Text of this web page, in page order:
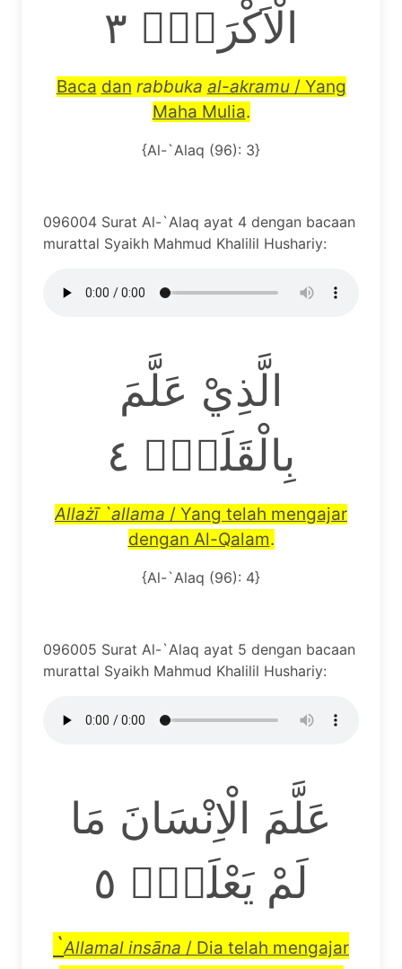
الْاَكْرَمُۙ ٣
Baca dan rabbuka al-akramu/ Yang
Maha Mulia.
{Al-`Alaq (96): 3}
096004 Surat Al-`Alaq ayat 4 dengan bacaan
murattal Syaikh Mahmud Khalilil Hushariy:
الَّذِيْ عَلَّمَ
بِالْقَلَمِۙ ٤
Allażī `allama / Yang telah mengajar
dengan Al-Qalam.
{Al-`Alaq (96): 4}
096005 Surat Al-`Alaq ayat 5 dengan bacaan
murattal Syaikh Mahmud Khalilil Hushariy:
عَلَّمَ الْاِنْسَانَ مَا
لَمْ يَعْلَمْۗ ٥
`Allamal insāna / Dia telah mengajar